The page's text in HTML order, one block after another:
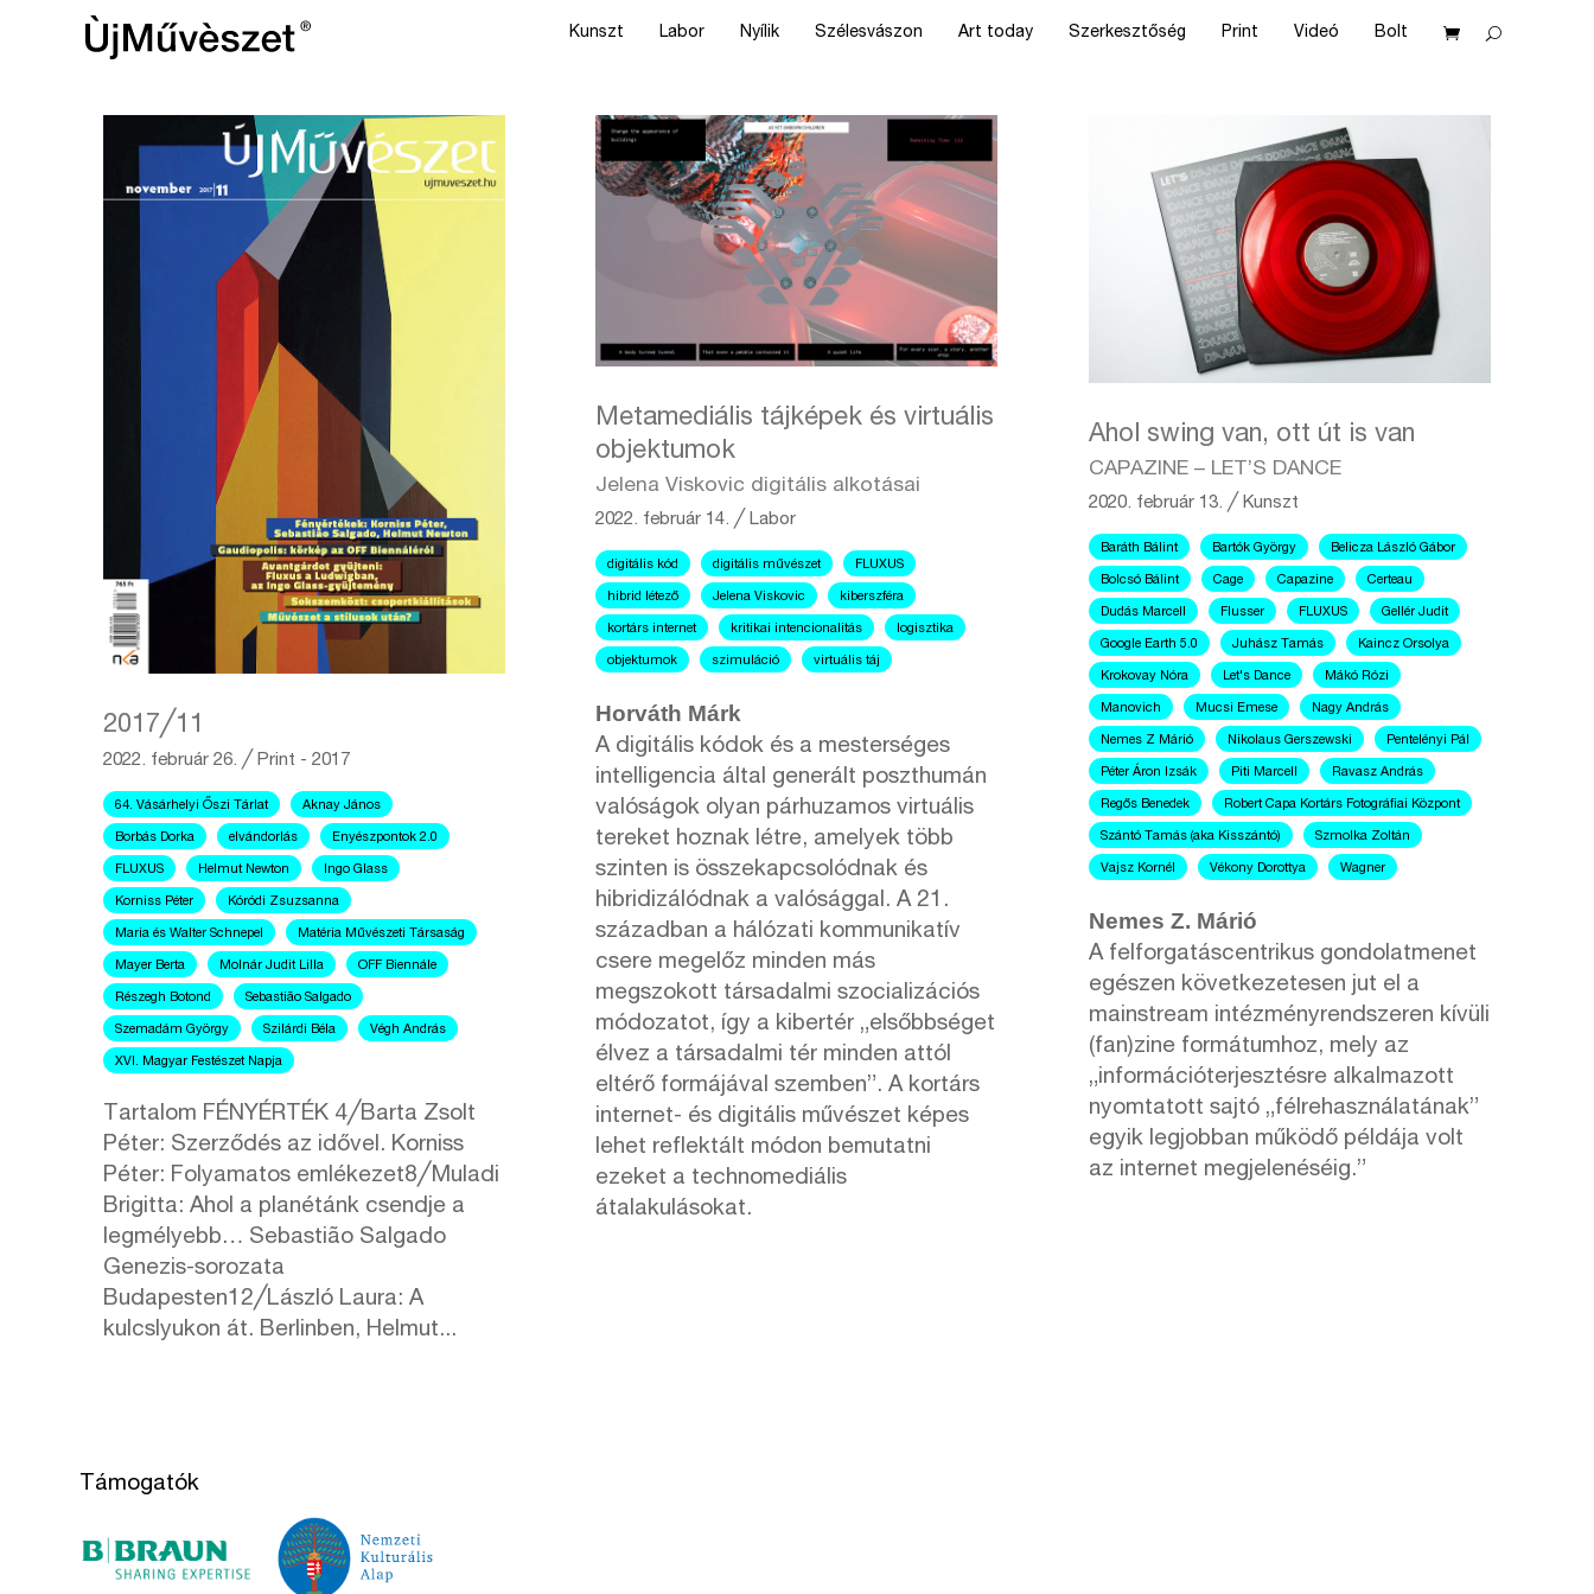
Kunszt Labor Nyílik Szélesvászon Art today Szerkesztőség Print Videó Bolt
2017╱11
2022. február 26. ╱Print - 2017
64. Vásárhelyi Őszi Tárlat Aknay János
Borbás Dorka elvándorlás Enyészpontok 2.0
FLUXUS Helmut Newton Ingo Glass
Korniss Péter Kóródi Zsuzsanna
Maria és Walter Schnepel Matéria Művészeti Társaság
Mayer Berta Molnár Judit Lilla OFF Biennále
Részegh Botond Sebastião Salgado
Szemadám György Szilárdi Béla Végh András
XVI. Magyar Festészet Napja
Tartalom FÉNYÉRTÉK 4╱Barta Zsolt
Péter: Szerződés az idővel. Korniss
Péter: Folyamatos emlékezet8╱Muladi
Brigitta: Ahol a planétánk csendje a
legmélyebb… Sebastião Salgado
Genezis-sorozata
Budapesten12╱László Laura: A
kulcslyukon át. Berlinben, Helmut...
Metamediális tájképek és virtuális
objektumok
Jelena Viskovic digitális alkotásai
2022. február 14. ╱ Labor
digitális kód digitális művészet FLUXUS
hibrid létező Jelena Viskovic kiberszféra
kortárs internet kritikai intencionalitás logisztika
objektumok szimuláció virtuális táj
Horváth Márk
A digitális kódok és a mesterséges
intelligencia által generált poszthumán
valóságok olyan párhuzamos virtuális
tereket hoznak létre, amelyek több
szinten is összekapcsolódnak és
hibridizálódnak a valósággal. A 21.
században a hálózati kommunikatív
csere megelőz minden más
megszokott társadalmi szocializációs
módozatot, így a kibertér „elsőbbséget
élvez a társadalmi tér minden attól
eltérő formájával szemben”. A kortárs
internet- és digitális művészet képes
lehet reflektált módon bemutatni
ezeket a technomediális
átalakulásokat.
Ahol swing van, ott út is van
CAPAZINE – LET’S DANCE
2020. február 13. ╱ Kunszt
Baráth Bálint Bartók György Belicza László Gábor
Bolcsó Bálint Cage Capazine Certeau
Dudás Marcell Flusser FLUXUS Gellér Judit
Google Earth 5.0 Juhász Tamás Kaincz Orsolya
Krokovay Nóra Let's Dance Mákó Rózi
Manovich Mucsi Emese Nagy András
Nemes Z Márió Nikolaus Gerszewski Pentelényi Pál
Péter Áron Izsák Piti Marcell Ravasz András
Regős Benedek Robert Capa Kortárs Fotográfiai Központ
Szántó Tamás (aka Kisszántó) Szmolka Zoltán
Vajsz Kornél Vékony Dorottya Wagner
Nemes Z. Márió
A felforgatáscentrikus gondolatmenet
egészen következetesen jut el a
mainstream intézményrendszeren kívüli
(fan)zine formátumhoz, mely az
„információterjesztésre alkalmazott
nyomtatott sajtó „félrehasználatának”
egyik legjobban működő példája volt
az internet megjelenéséig.”
Támogatók